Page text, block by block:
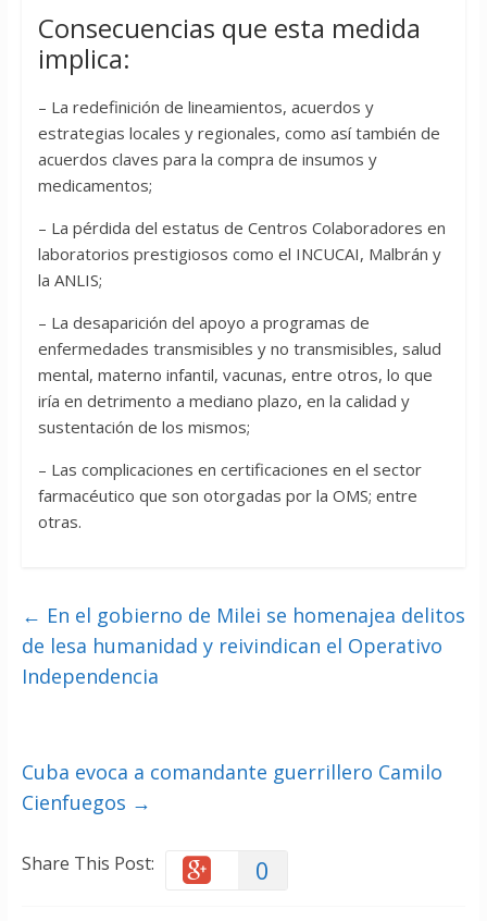
Consecuencias que esta medida
implica:
– La redefinición de lineamientos, acuerdos y
estrategias locales y regionales, como así también de
acuerdos claves para la compra de insumos y
medicamentos;
– La pérdida del estatus de Centros Colaboradores en
laboratorios prestigiosos como el INCUCAI, Malbrán y
la ANLIS;
– La desaparición del apoyo a programas de
enfermedades transmisibles y no transmisibles, salud
mental, materno infantil, vacunas, entre otros, lo que
iría en detrimento a mediano plazo, en la calidad y
sustentación de los mismos;
– Las complicaciones en certificaciones en el sector
farmacéutico que son otorgadas por la OMS; entre
otras.
← En el gobierno de Milei se homenajea delitos
de lesa humanidad y reivindican el Operativo
Independencia
Cuba evoca a comandante guerrillero Camilo
Cienfuegos →
Share This Post: 0